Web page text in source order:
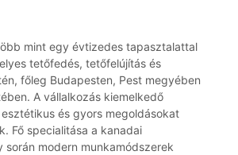
mint egy évtizedes tapasztalattal
tetőfedés, tetőfelújítás és
főleg Budapesten, Pest megyében
A vállalkozás kiemelkedő
és gyors megoldásokat
Fő specialitása a kanadai
során modern munkamódszerek